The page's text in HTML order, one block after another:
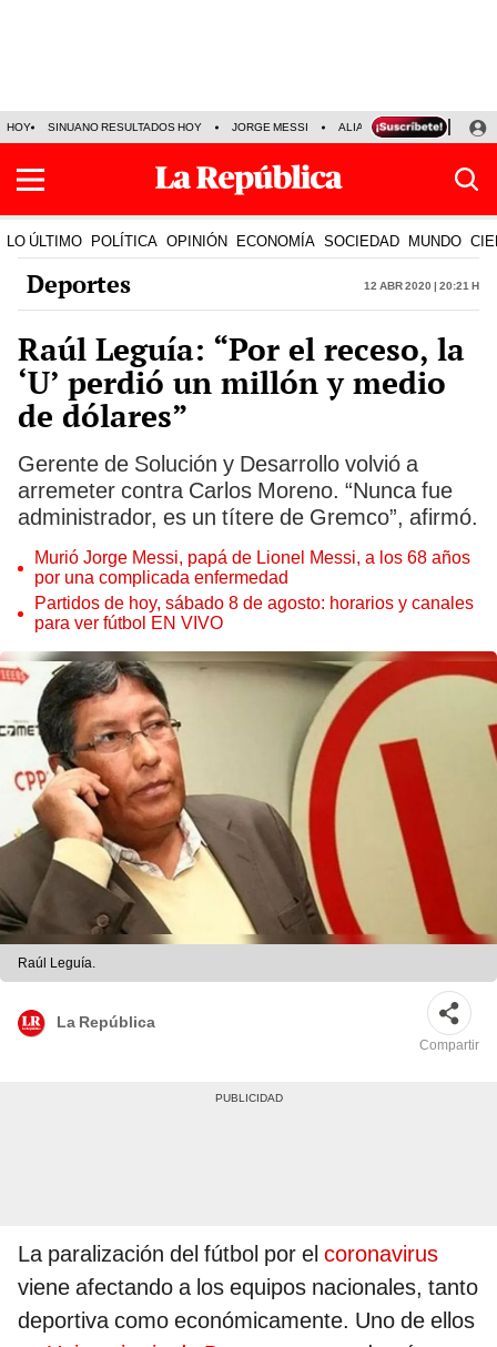
HOY SINUANO RESULTADOS HOY JORGE MESSI ALIANZA LIMA VS SPORT
LO ÚLTIMO POLÍTICA OPINIÓN ECONOMÍA SOCIEDAD MUNDO
Deportes 12 Abr 2020 | 20:21 h
Raúl Leguía: “Por el receso, la
‘U’ perdió un millón y medio
de dólares”
Gerente de Solución y Desarrollo volvió a
arremeter contra Carlos Moreno. “Nunca fue
administrador, es un títere de Gremco”, afirmó.
Murió Jorge Messi, papá de Lionel Messi, a los 68 años
por una complicada enfermedad
Partidos de hoy, sábado 8 de agosto: horarios y canales
para ver fútbol EN VIVO
Raúl Leguía.
La República
Compartir
La paralización del fútbol por el coronavirus
viene afectando a los equipos nacionales, tanto
deportiva como económicamente. Uno de ellos